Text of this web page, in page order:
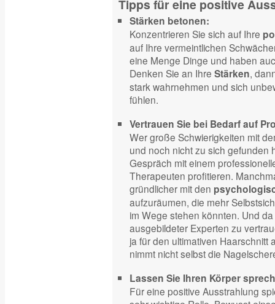
Tipps für eine positive
Stärken betonen:
Konzentrieren Sie sich auf Ihre
auf Ihre vermeintlichen
eine Menge Dinge und haben
Denken Sie an Ihre Stärken,
stark wahrnehmen und sich
fühlen.
Vertrauen Sie bei Bedarf auf
Wer große Schwierigkeiten mit
und noch nicht zu sich gefunden
Gespräch mit einem
Therapeuten profitieren.
gründlicher mit den
aufzuräumen, die mehr
im Wege stehen könnten. Und
ausgebildeter Experten zu
ja für den ultimativen Haarschnitt
nimmt nicht selbst die
Lassen Sie Ihren Körper
Für eine positive Ausstrahlung